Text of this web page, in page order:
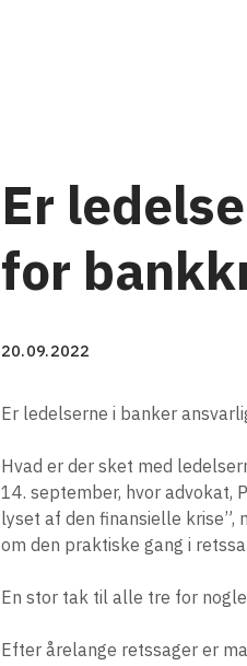
Er
for
20.09.2022
Er ledelserne i banker
Hvad er der sket med
14. september, hvor advokat,
lyset af den finansielle krise”,
om den praktiske gang i
En stor tak til alle tre for
Efter årelange retssager er